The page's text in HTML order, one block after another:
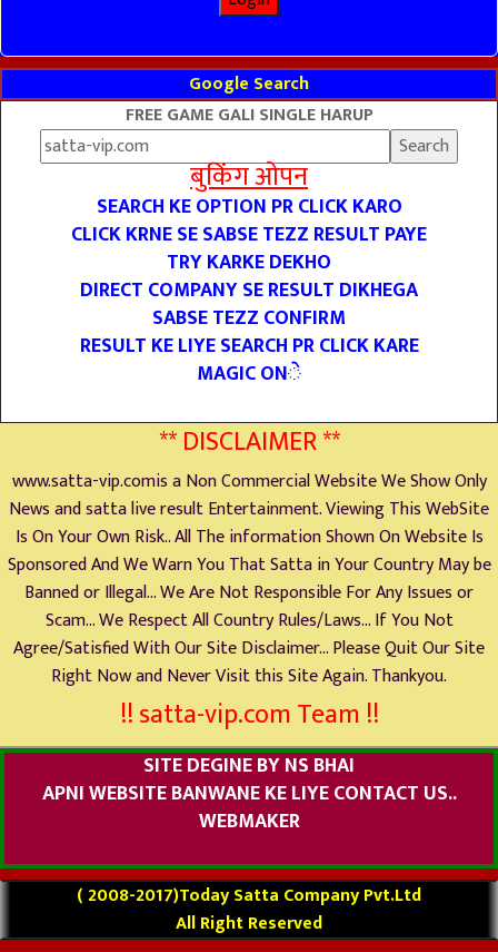
Google Search
FREE GAME GALI SINGLE HARUP
बुकिंग ओपन
SEARCH KE OPTION PR CLICK KARO
CLICK KRNE SE SABSE TEZZ RESULT PAYE
TRY KARKE DEKHO
DIRECT COMPANY SE RESULT DIKHEGA
SABSE TEZZ CONFIRM
RESULT KE LIYE SEARCH PR CLICK KARE
MAGIC ONे
** DISCLAIMER **
www.satta-vip.comis a Non Commercial Website We Show Only
News and satta live result Entertainment. Viewing This WebSite
Is On Your Own Risk.. All The information Shown On Website Is
Sponsored And We Warn You That Satta in Your Country May be
Banned or Illegal... We Are Not Responsible For Any Issues or
Scam... We Respect All Country Rules/Laws... If You Not
Agree/Satisfied With Our Site Disclaimer... Please Quit Our Site
Right Now and Never Visit this Site Again. Thankyou.
!! satta-vip.com Team !!
SITE DEGINE BY NS BHAI
APNI WEBSITE BANWANE KE LIYE CONTACT US..
WEBMAKER
( 2008-2017)Today Satta Company Pvt.Ltd
All Right Reserved